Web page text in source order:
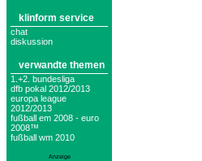
klinform service
chat
diskussion
verwandte themen
1.+2. bundesliga
dfb pokal 2012/2013
europa league
2012/2013
fußball em 2008 - euro
2008™
fußball wm 2010
Anzeige